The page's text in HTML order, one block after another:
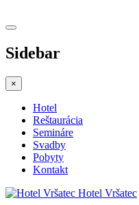
Sidebar
×
Hotel
Reštaurácia
Semináre
Svadby
Pobyty
Kontakt
Hotel Vršatec